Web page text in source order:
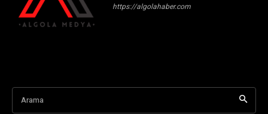
https://algolahaber.com
Arama